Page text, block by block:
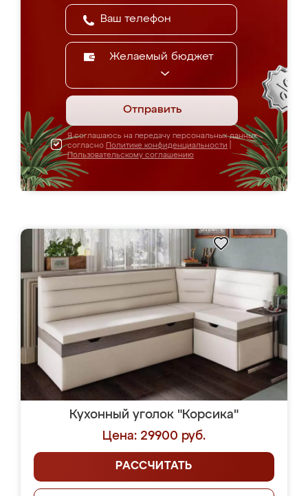
Желаемый бюджет
Отправить
Я соглашаюсь на передачу персональных данных
согласно Политике конфиденциальности
Пользовательскому соглашению
Кухонный уголок "Корсика"
Цена: 29900 руб.
РАССЧИТАТЬ